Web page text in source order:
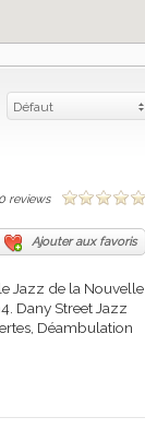
Défaut
reviews
Ajouter aux favoris
Jazz de la Nouvelle
Dany Street Jazz
Déambulation